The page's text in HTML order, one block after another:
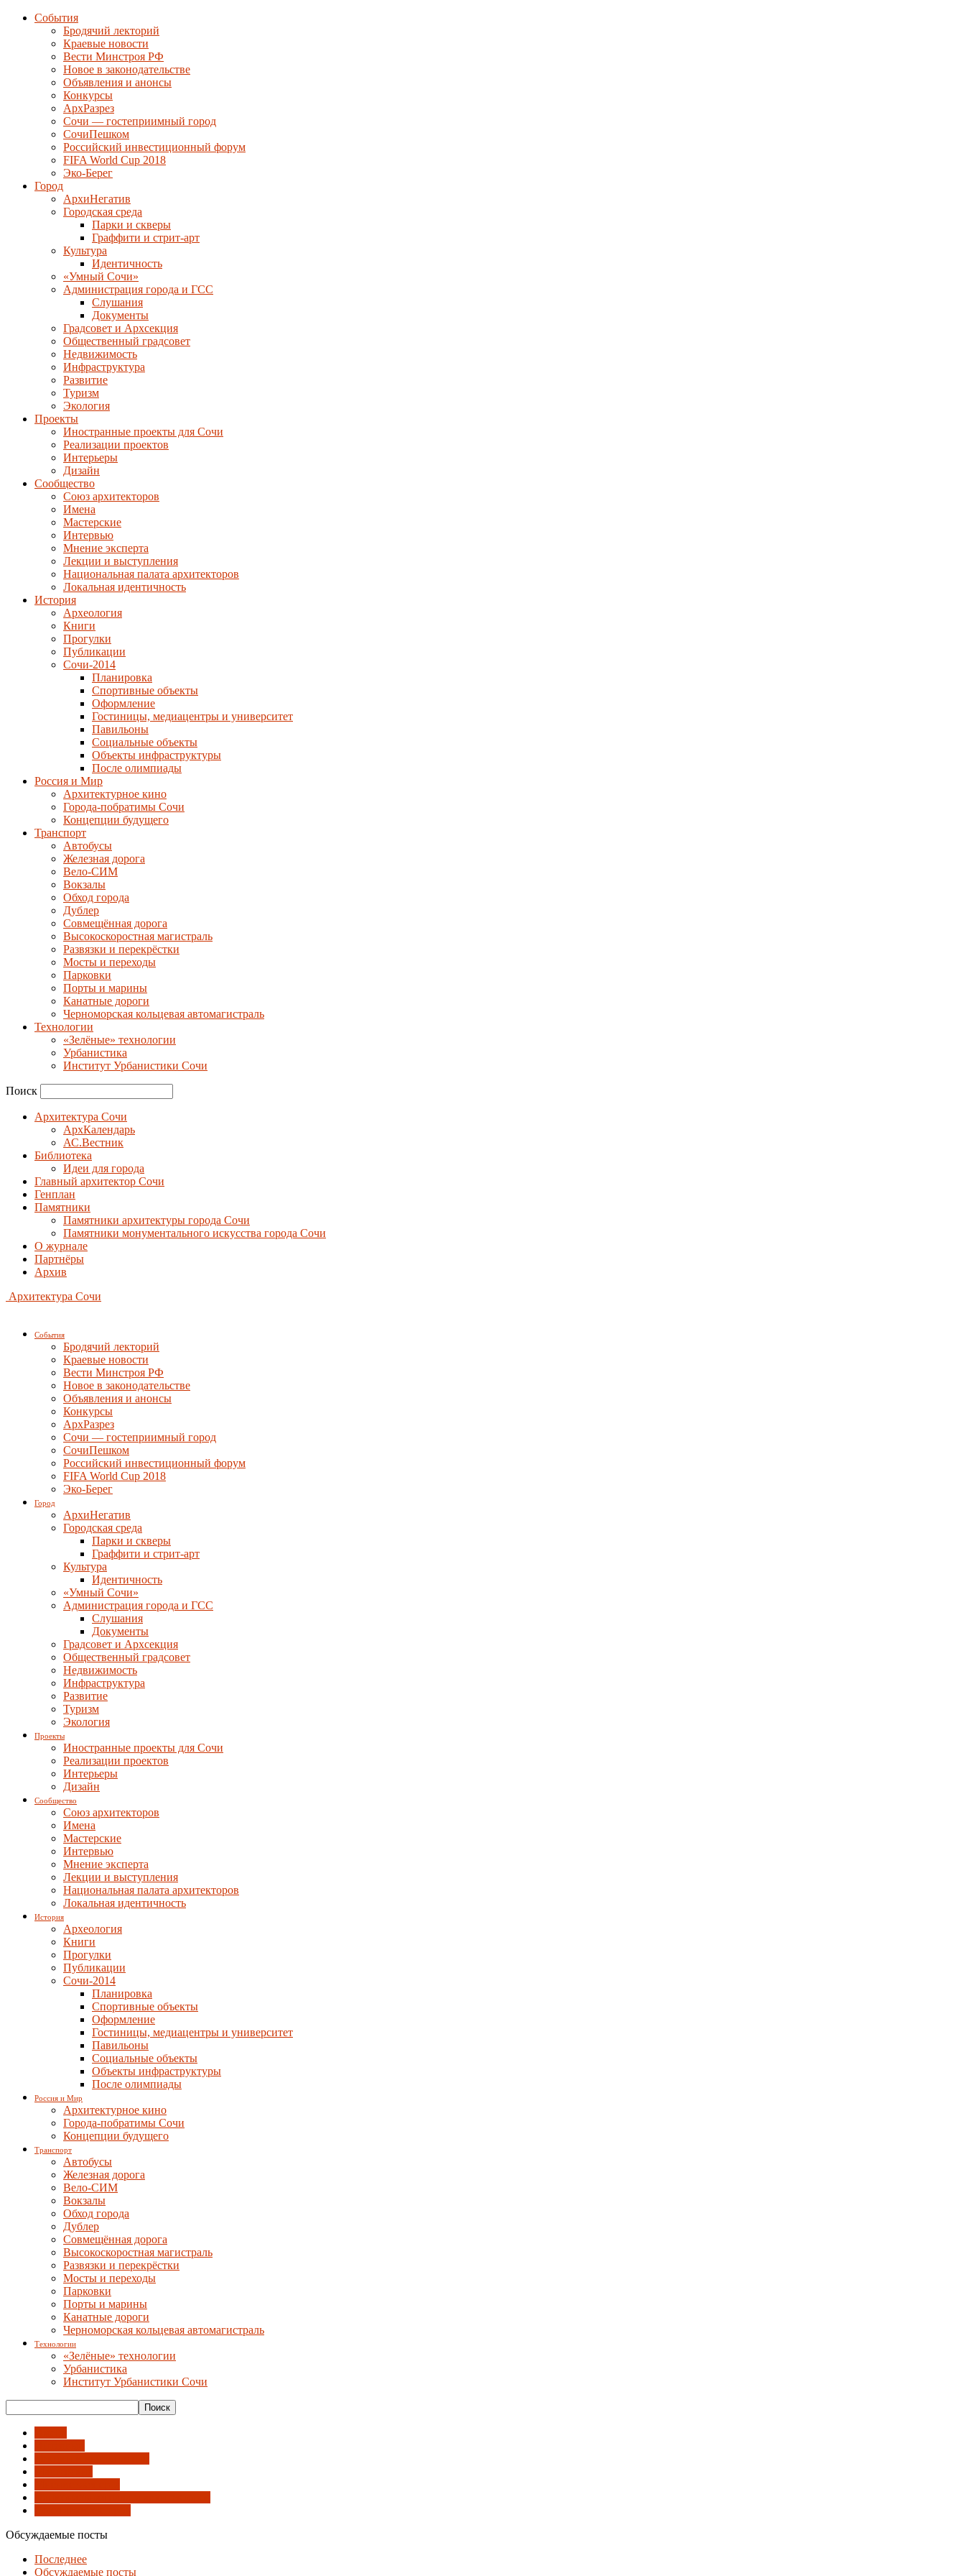
События
Бродячий лекторий
Краевые новости
Вести Минстроя РФ
Новое в законодательстве
Объявления и анонсы
Конкурсы
АрхРазрез
Сочи — гостеприимный город
СочиПешком
Российский инвестиционный форум
FIFA World Cup 2018
Эко-Берег
Город
АрхиНегатив
Городская среда
Парки и скверы
Граффити и стрит-арт
Культура
Идентичность
«Умный Сочи»
Администрация города и ГСС
Слушания
Документы
Градсовет и Архсекция
Общественный градсовет
Недвижимость
Инфраструктура
Развитие
Туризм
Экология
Проекты
Иностранные проекты для Сочи
Реализации проектов
Интерьеры
Дизайн
Сообщество
Союз архитекторов
Имена
Мастерские
Интервью
Мнение эксперта
Лекции и выступления
Национальная палата архитекторов
Локальная идентичность
История
Археология
Книги
Прогулки
Публикации
Сочи-2014
Планировка
Спортивные объекты
Оформление
Гостиницы, медиацентры и университет
Павильоны
Социальные объекты
Объекты инфраструктуры
После олимпиады
Россия и Мир
Архитектурное кино
Города-побратимы Сочи
Концепции будущего
Транспорт
Автобусы
Железная дорога
Вело-СИМ
Вокзалы
Обход города
Дублер
Совмещённая дорога
Высокоскоростная магистраль
Развязки и перекрёстки
Мосты и переходы
Парковки
Порты и марины
Канатные дороги
Черноморская кольцевая автомагистраль
Технологии
«Зелёные» технологии
Урбанистика
Институт Урбанистики Сочи
Поиск
Архитектура Сочи
АрхКалендарь
АС.Вестник
Библиотека
Идеи для города
Главный архитектор Сочи
Генплан
Памятники
Памятники архитектуры города Сочи
Памятники монументального искусства города Сочи
О журнале
Партнёры
Архив
Архитектура Сочи
События
Бродячий лекторий
Краевые новости
Вести Минстроя РФ
Новое в законодательстве
Объявления и анонсы
Конкурсы
АрхРазрез
Сочи — гостеприимный город
СочиПешком
Российский инвестиционный форум
FIFA World Cup 2018
Эко-Берег
Город
АрхиНегатив
Городская среда
Парки и скверы
Граффити и стрит-арт
Культура
Идентичность
«Умный Сочи»
Администрация города и ГСС
Слушания
Документы
Градсовет и Архсекция
Общественный градсовет
Недвижимость
Инфраструктура
Развитие
Туризм
Экология
Проекты
Иностранные проекты для Сочи
Реализации проектов
Интерьеры
Дизайн
Сообщество
Союз архитекторов
Имена
Мастерские
Интервью
Мнение эксперта
Лекции и выступления
Национальная палата архитекторов
Локальная идентичность
История
Археология
Книги
Прогулки
Публикации
Сочи-2014
Планировка
Спортивные объекты
Оформление
Гостиницы, медиацентры и университет
Павильоны
Социальные объекты
Объекты инфраструктуры
После олимпиады
Россия и Мир
Архитектурное кино
Города-побратимы Сочи
Концепции будущего
Транспорт
Автобусы
Железная дорога
Вело-СИМ
Вокзалы
Обход города
Дублер
Совмещённая дорога
Высокоскоростная магистраль
Развязки и перекрёстки
Мосты и переходы
Парковки
Порты и марины
Канатные дороги
Черноморская кольцевая автомагистраль
Технологии
«Зелёные» технологии
Урбанистика
Институт Урбанистики Сочи
Обсуждаемые посты
Последнее
Обсуждаемые посты